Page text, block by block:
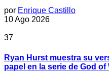
por Enrique Castillo
10 Ago 2026
37
Ryan Hurst muestra su
papel en la serie de God